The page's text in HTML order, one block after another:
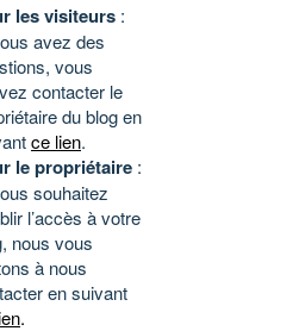
les visiteurs :
avez des
vous
contacter le
du blog en
ce lien.
le propriétaire :
souhaitez
l’accès à votre
nous vous
à nous
en suivant
.